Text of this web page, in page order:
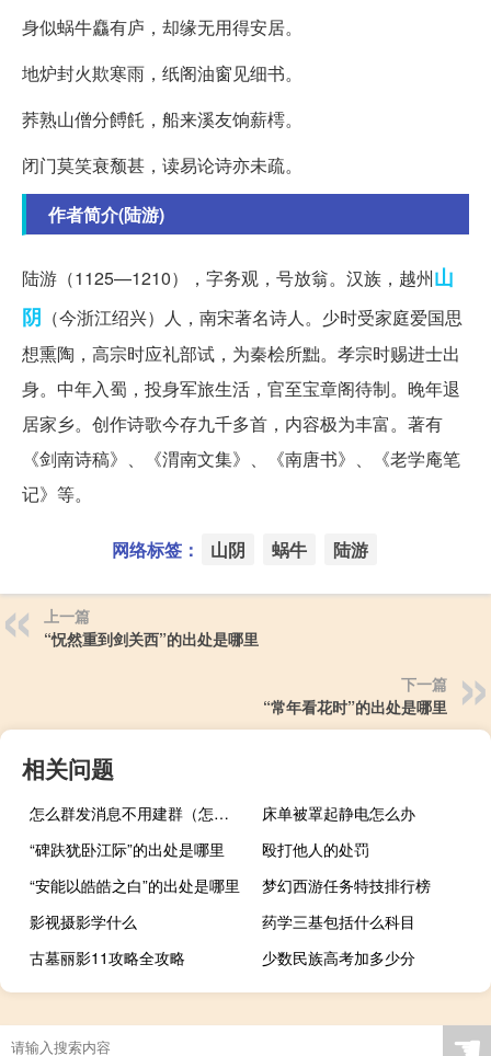
身似蜗牛麤有庐，却缘无用得安居。
地炉封火欺寒雨，纸阁油窗见细书。
荞熟山僧分餺飥，船来溪友饷薪樗。
闭门莫笑衰颓甚，读易论诗亦未疏。
作者简介(陆游)
陆游（1125—1210），字务观，号放翁。汉族，越州山
阴 （今浙江绍兴）人，南宋著名诗人。少时受家庭爱国思
想熏陶，高宗时应礼部试，为秦桧所黜。孝宗时赐进士出
身。中年入蜀，投身军旅生活，官至宝章阁待制。晚年退
居家乡。创作诗歌今存九千多首，内容极为丰富。著有
《剑南诗稿》、《渭南文集》、《南唐书》、《老学庵笔
记》等。
网络标签： 山阴 蜗牛 陆游
上一篇
“怳然重到剑关西”的出处是哪里
下一篇
“常年看花时”的出处是哪里
相关问题
怎么群发消息不用建群（怎么群发）
床单被罩起静电怎么办
“碑趺犹卧江际”的出处是哪里
殴打他人的处罚
“安能以皓皓之白”的出处是哪里
梦幻西游任务特技排行榜
影视摄影学什么
药学三基包括什么科目
古墓丽影11攻略全攻略
少数民族高考加多少分